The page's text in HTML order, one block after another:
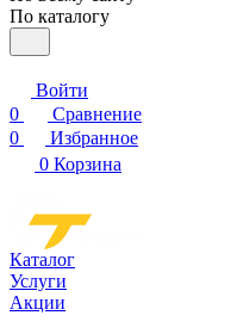
По каталогу
Войти
0
Сравнение
0
Избранное
0 Корзина
Каталог
Услуги
Акции